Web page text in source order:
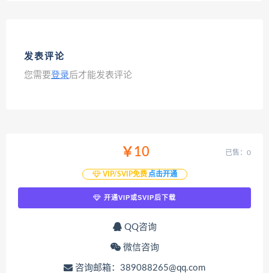
发表评论
您需要登录后才能发表评论
￥10
VIP/SVIP免费 点击开通
已售：0
开通VIP或SVIP后下载
QQ咨询
微信咨询
咨询邮箱：389088265@qq.com